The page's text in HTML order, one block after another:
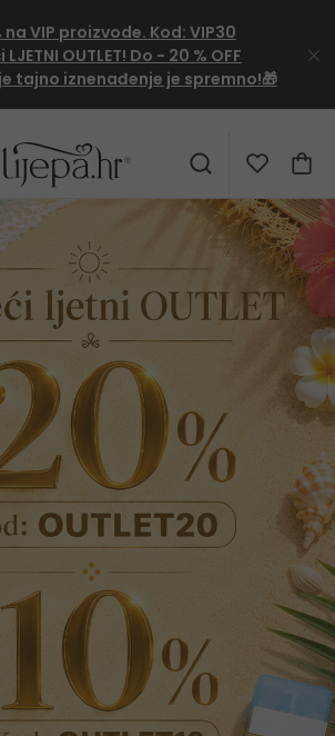
na VIP proizvode. Kod: VIP30
OUTLET! Do - 20 % OFF
tajno iznenađenje je spremno!🎁